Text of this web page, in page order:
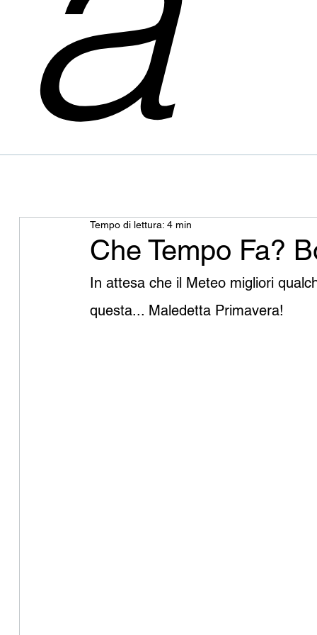
Che Tempo Fa?
Tempo di lettura: 4 min
In attesa che il Meteo migliori
questa... Maledetta Primavera!